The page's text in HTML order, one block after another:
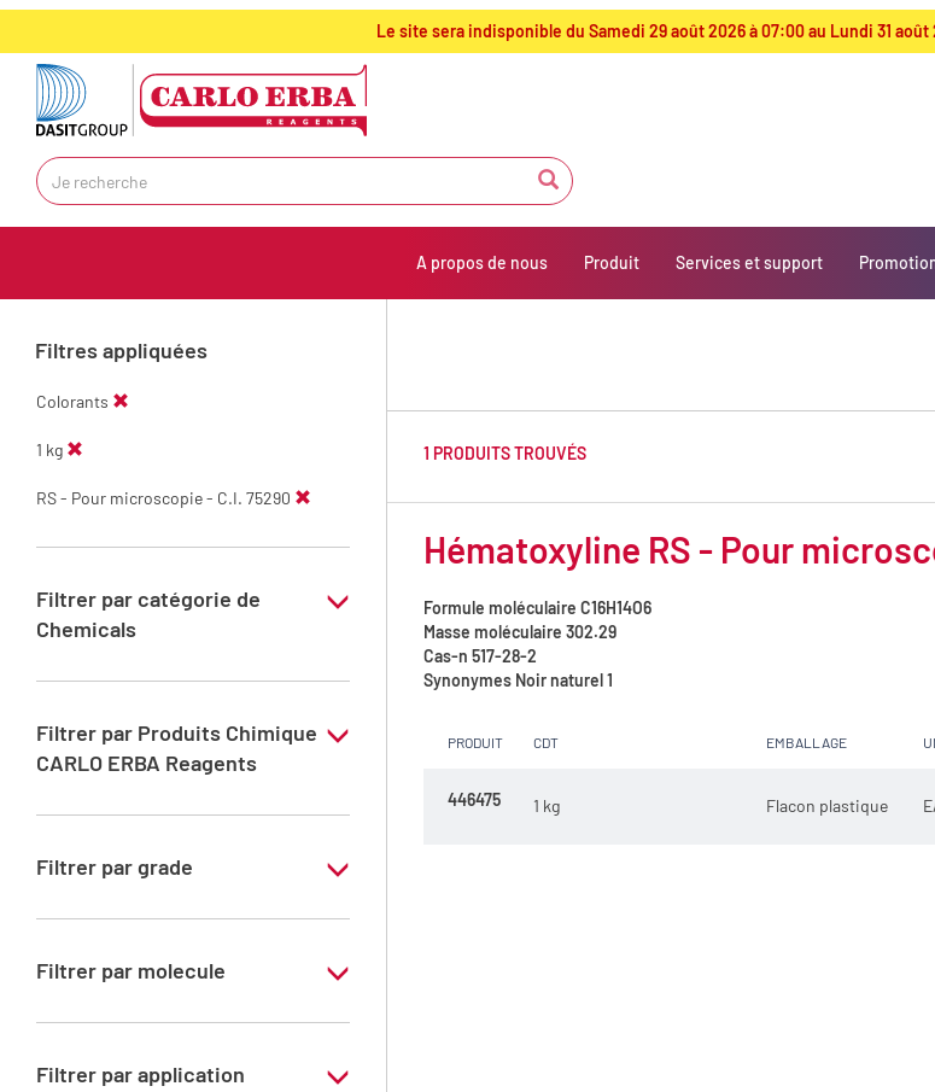
text.skipToContent
text.skipToNavigation
Le site sera indisponible du Samedi 29 août 2026 à 07:00 au Lundi 31
A propos de nous Produit Services et support
Filtres appliquées
Colorants
1 kg
RS - Pour microscopie - C.I. 75290
Filtrer par catégorie de
Chemicals
Colorants
Filtrer par Produits Chimique
CARLO ERBA Reagents
YES
Filtrer par grade
Grade Specifique
Filtrer par molecule
Hématoxyline
Filtrer par application
1 PRODUITS TROUVÉS
Hématoxyline RS - Pour
Formule moléculaire C16H14O6
Masse moléculaire 302.29
Cas-n 517-28-2
Synonymes Noir naturel 1
PRODUIT CDT EMBALLAGE
446475 1 kg Flacon plastique